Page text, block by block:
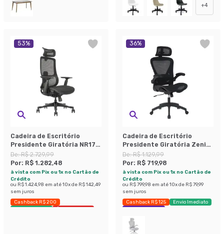
+4
53%
Cadeira de Escritório
Presidente Giratória NR17
Belvoir Preta
De:R$ 2.729,99
Por: R$ 1.282,48
à vista com Pix ou 1x no Cartão de
Crédito
ou R$ 1.424,98 em até10x de R$ 142,49
sem juros
Cashback R$ 200
Envio Imediato
Últimas peças
36%
Cadeira de Escritório
Presidente Giratória Zenith
Preta
De:R$ 1.129,99
Por: R$ 719,98
à vista com Pix ou 1x no Cartão de
Crédito
ou R$ 799,98 em até10x de R$ 79,99
sem juros
Cashback R$ 125
Envio Imediato
Economize 36%